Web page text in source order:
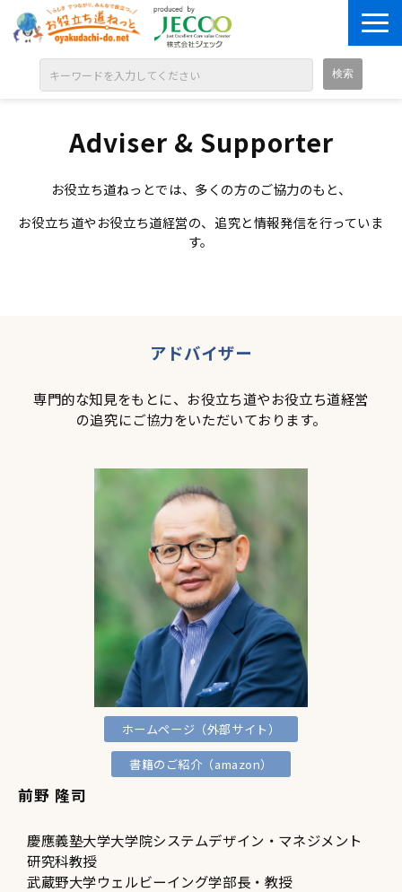
目的別に探す
OPEN BADGE
Adviser & Supporter
お役立ち道ねっとでは、多くの方のご協力のもと、
お役立ち道やお役立ち道経営の、追究と情報発信を行っていま
す。
アドバイザー
専門的な知見をもとに、お役立ち道やお役立ち道経営
の追究にご協力をいただいております。
ホームページ（外部サイト）
書籍のご紹介（amazon）
前野 隆司
慶應義塾大学大学院システムデザイン・マネジメント
研究科教授
武蔵野大学ウェルビーイング学部長・教授